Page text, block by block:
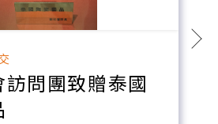
問團致贈泰國